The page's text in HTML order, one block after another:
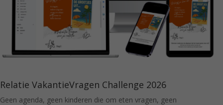
Relatie VakantieVragen Challenge 2026
Geen agenda, geen kinderen die om eten vragen, geen